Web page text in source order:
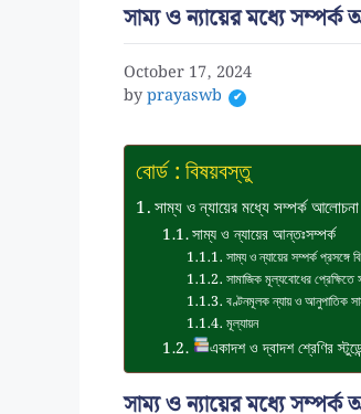
সাম্য ও ন্যায়ের মধ্যে
October 17, 2024
byprayaswb
বোর্ড : বিষয়বস্তু
সাম্য ও ন্যায়ের মধ্যে সম্পর্ক
সাম্য ও ন্যায়ের আন্তঃসম্পর্ক
সাম্য ও ন্যায়ের সম্পর্ক প্রসঙ্গে
সামাজিক মূল্যবোধের প্রেক্ষিতে
বণ্টনমূলক ন্যায় ও আনুপাতিক
মূল্যায়ন
একাদশ ও দ্বাদশ শ্রেণির
সাম্য ও ন্যায়ের মধ্যে